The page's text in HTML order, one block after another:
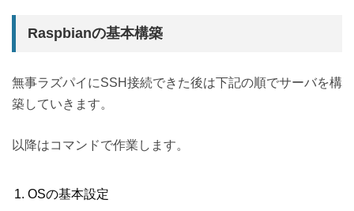
Raspbianの基本構築
無事ラズパイにSSH接続できた後は下記の順でサーバを構
築していきます。
以降はコマンドで作業します。
OSの基本設定